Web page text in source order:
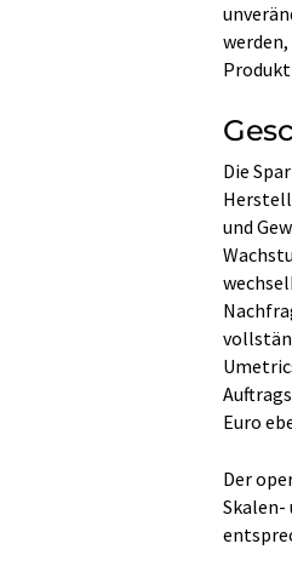
Die
und
Euro
Der
Skalen-